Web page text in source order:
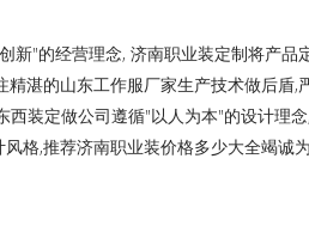
新"的经营理念, 济南职业装定制将产
精湛的山东工作服厂家生产技术做后盾
西装定做公司遵循"以人为本"的设计理
格,推荐济南职业装价格多少大全竭诚